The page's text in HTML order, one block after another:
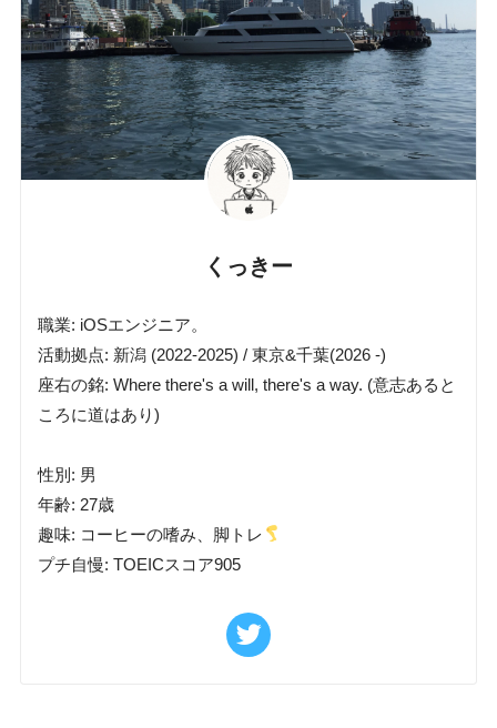
くっきー
職業: iOSエンジニア。
活動拠点: 新潟 (2022-2025) / 東京&千葉(2026 -)
座右の銘: Where there's a will, there's a way. (意志あると
ころに道はあり)
性別: 男
年齢: 27歳
趣味: コーヒーの嗜み、脚トレ
プチ自慢: TOEICスコア905